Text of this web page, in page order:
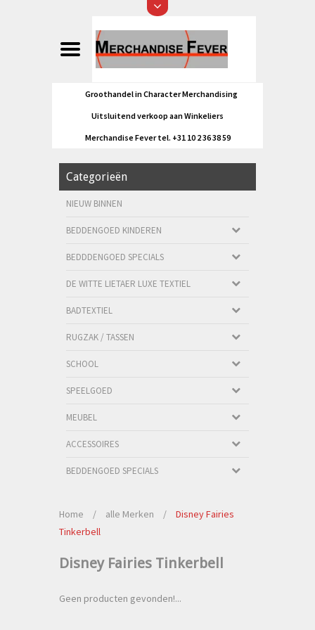
Groothandel in Character Merchandising
Uitsluitend verkoop aan Winkeliers
Merchandise Fever tel. +31 10 2 36 38 59
Categorieën
NIEUW BINNEN
BEDDENGOED KINDEREN
BEDDDENGOED SPECIALS
DE WITTE LIETAER LUXE TEXTIEL
BADTEXTIEL
RUGZAK / TASSEN
SCHOOL
SPEELGOED
MEUBEL
ACCESSOIRES
BEDDENGOED SPECIALS
Home / alle Merken /
Disney Fairies
Tinkerbell
Disney Fairies Tinkerbell
Geen producten gevonden!...